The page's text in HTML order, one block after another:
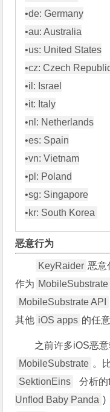
•de: Germany
•au: Australia
•us: United States
•cz: Czech
•il: Israel
•it: Italy
•nl: Netherlands
•es: Spain
•vn: Vietnam
•pl: Poland
•sg: Singapore
恶意行为
KeyRaider 恶意
作为 MobileSubstrate
MobileSubstrate API
其他 iOS apps 的任意
之前许多iOS恶
MobileSubstrate 。
SektionEins
分析
Unflod Baby Panda )